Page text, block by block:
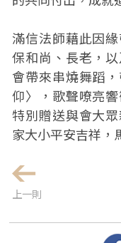
滿信法師藉此因
保和尚、長老，
會帶來串燒舞蹈
仰〉，歌聲嘹亮
特別贈送與會大
家大小平安吉祥，
上一則